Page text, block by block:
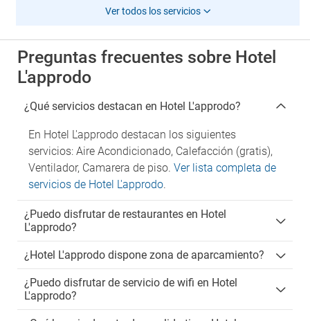
Ver todos los servicios
Preguntas frecuentes sobre Hotel
L'approdo
¿Qué servicios destacan en Hotel L'approdo?
En Hotel L'approdo destacan los siguientes
servicios: Aire Acondicionado, Calefacción (gratis),
Ventilador, Camarera de piso. Ver lista completa de
servicios de Hotel L'approdo.
¿Puedo disfrutar de restaurantes en Hotel
L'approdo?
¿Hotel L'approdo dispone zona de aparcamiento?
¿Puedo disfrutar de servicio de wifi en Hotel
L'approdo?